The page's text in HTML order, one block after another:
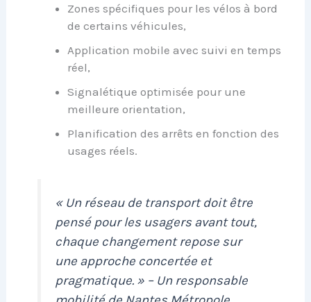
Zones spécifiques pour les vélos à bord
de certains véhicules,
Application mobile avec suivi en temps
réel,
Signalétique optimisée pour une
meilleure orientation,
Planification des arrêts en fonction des
usages réels.
« Un réseau de transport doit être
pensé pour les usagers avant tout,
chaque changement repose sur
une approche concertée et
pragmatique. » – Un responsable